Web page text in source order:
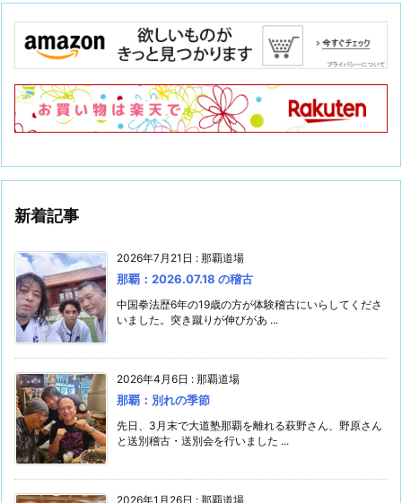
新着記事
2026年7月21日 : 那覇道場
那覇：2026.07.18 の稽古
中国拳法歴6年の19歳の方が体験稽古にいらしてくださ
いました。突き蹴りが伸びがあ ...
2026年4月6日 : 那覇道場
那覇：別れの季節
先日、3月末で大道塾那覇を離れる萩野さん、野原さん
と送別稽古・送別会を行いました ...
2026年1月26日 : 那覇道場